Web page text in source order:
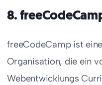
8.
freeCodeCamp ist
Organisation, die ein
Webentwicklungs